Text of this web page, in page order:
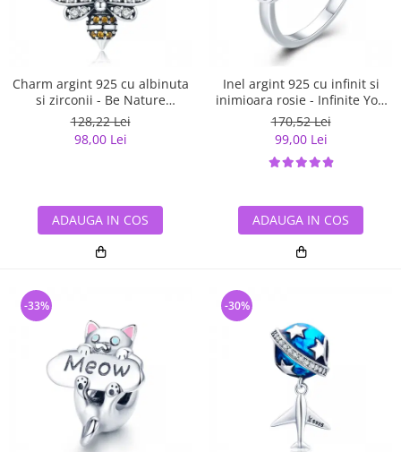
Charm argint 925 cu albinuta
si zirconii - Be Nature
PST0143
128,22 Lei
98,00 Lei
ADAUGA IN COS
Inel argint 925 cu infinit si
inimioara rosie - Infinite You
IST0062
170,52 Lei
99,00 Lei
ADAUGA IN COS
-33% -30%